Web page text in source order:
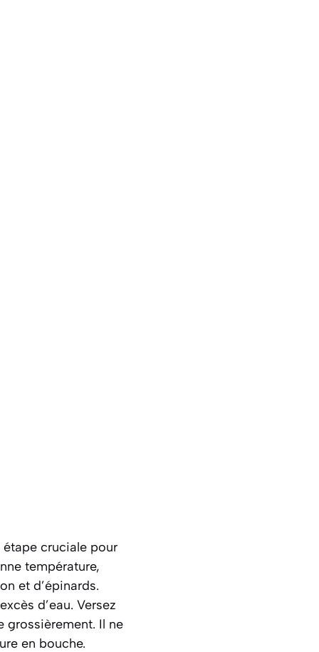
étape cruciale pour
température,
et d’épinards.
d’eau. Versez
grossièrement. Il ne
en bouche.